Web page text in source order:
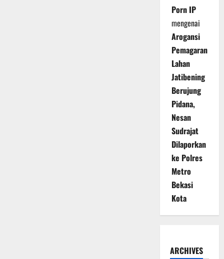
Porn IP
mengenai
Arogansi
Pemagaran
Lahan
Jatibening
Berujung
Pidana,
Nesan
Sudrajat
Dilaporkan
ke Polres
Metro
Bekasi
Kota
ARCHIVES